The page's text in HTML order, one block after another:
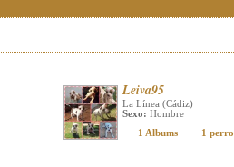
Leiva95
La Línea (Cádiz)
Sexo: Hombre
1 Albums
1 perro